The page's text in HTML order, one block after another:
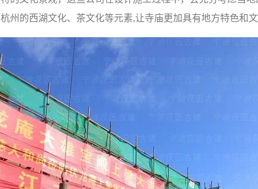
州的西湖文化、茶文化等元素,让寺庙更加具有地方特色和文